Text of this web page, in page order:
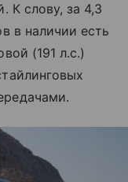
К слову, за 4,3
в наличии есть
(191 л.с.)